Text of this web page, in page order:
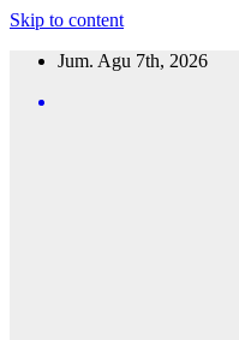
Skip to content
Jum. Agu 7th, 2026